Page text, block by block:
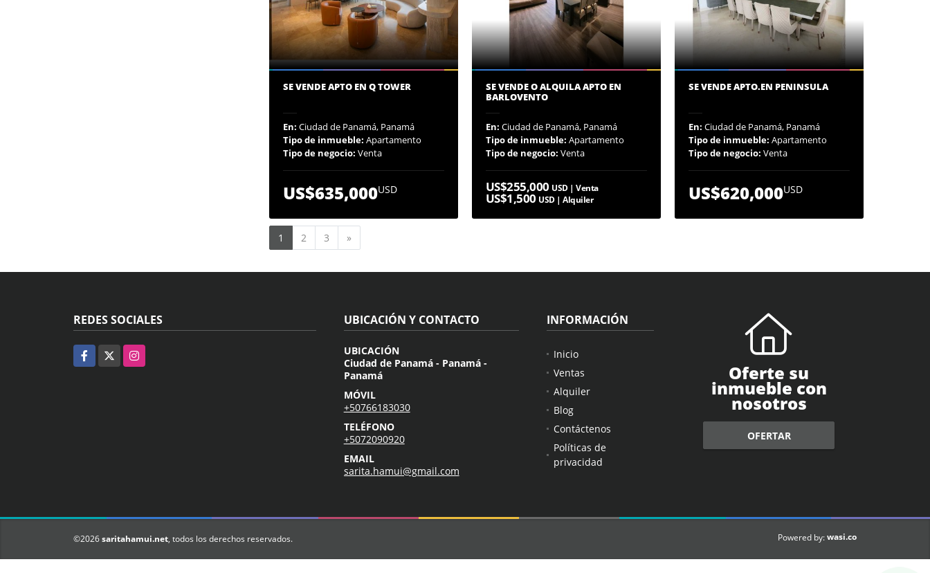
SE VENDE APTO EN Q TOWER
En: Ciudad de Panamá, Panamá
Tipo de inmueble: Apartamento
Tipo de negocio: Venta
US$635,000USD
SE VENDE O ALQUILA APTO EN
BARLOVENTO
En: Ciudad de Panamá, Panamá
Tipo de inmueble: Apartamento
Tipo de negocio: Venta
US$255,000 USD | Venta
US$1,500 USD | Alquiler
SE VENDE APTO.EN PENINSULA
En: Ciudad de Panamá, Panamá
Tipo de inmueble: Apartamento
Tipo de negocio: Venta
US$620,000USD
1 2 3 »
REDES SOCIALES
Facebook Instagram
UBICACIÓN Y CONTACTO
UBICACIÓN
Ciudad de Panamá - Panamá -
Panamá
MÓVIL
+50766183030
TELÉFONO
+5072090920
EMAIL
sarita.hamui@gmail.com
INFORMACIÓN
Inicio
Ventas
Alquiler
Blog
Contáctenos
Políticas de
privacidad
Oferte su
inmueble con
nosotros
OFERTAR
©2026saritahamui.net, todos los derechos reservados. Powered by:wasi.co